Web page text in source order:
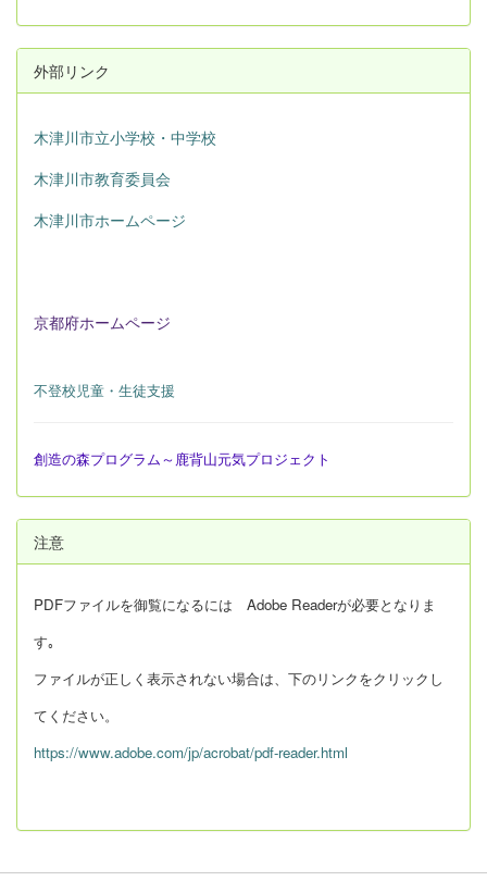
外部リンク
木津川市立小学校・中学校
木津川市教育委員会
木津川市ホームページ
京都府ホームページ
不登校児童・生徒支援
創造の森プログラム～鹿背山元気プロジェクト
注意
PDFファイルを御覧になるには Adobe Readerが必要となりま
す｡
ファイルが正しく表示されない場合は、下のリンクをクリックし
てください。
https://www.adobe.com/jp/acrobat/pdf-reader.html